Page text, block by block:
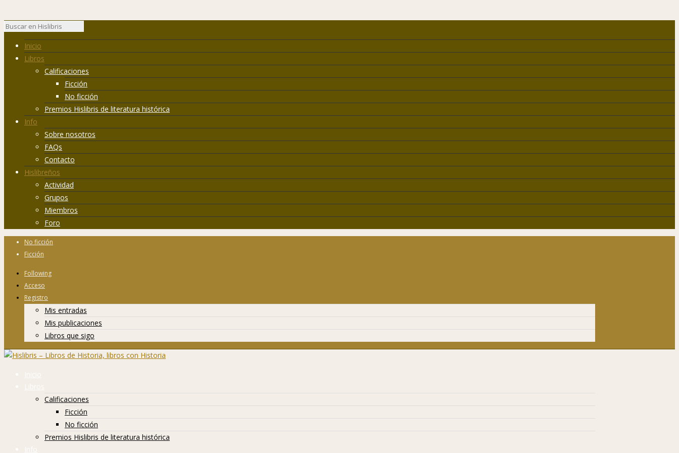
Inicio
Libros
Calificaciones
Ficción
No ficción
Premios Hislibris de literatura histórica
Info
Sobre nosotros
FAQs
Contacto
Hislibreños
Actividad
Grupos
Miembros
Foro
No ficción
Ficción
Following
Acceso
Registro
Mis entradas
Mis publicaciones
Libros que sigo
Inicio
Libros
Calificaciones
Ficción
No ficción
Premios Hislibris de literatura histórica
Info